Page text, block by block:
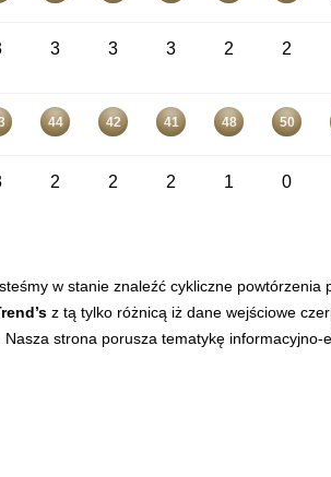
3 3 3 2 2
44 42 41 48 50
2 2 2 1 0
w stanie znaleźć cykliczne
z tą tylko różnicą iż dane wejściowe
strona porusza tematykę